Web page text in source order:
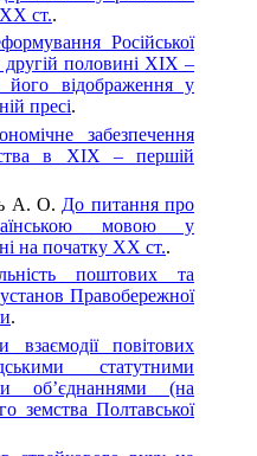
ст..
Російської
другій половині ХІХ –
відображення у
пресі.
забезпечення
в ХІХ – першій
А. О. До питання про
мовою у
на початку ХХ ст..
поштових та
Правобережної
.
взаємодії повітових
статутними
об’єднаннями (на
земства Полтавської